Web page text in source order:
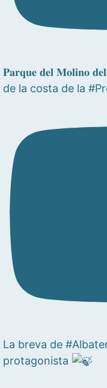
𝐏𝐚𝐫𝐪𝐮𝐞 𝐝𝐞𝐥 𝐌𝐨𝐥𝐢𝐧𝐨
de la costa de la
La breva de
protagonista